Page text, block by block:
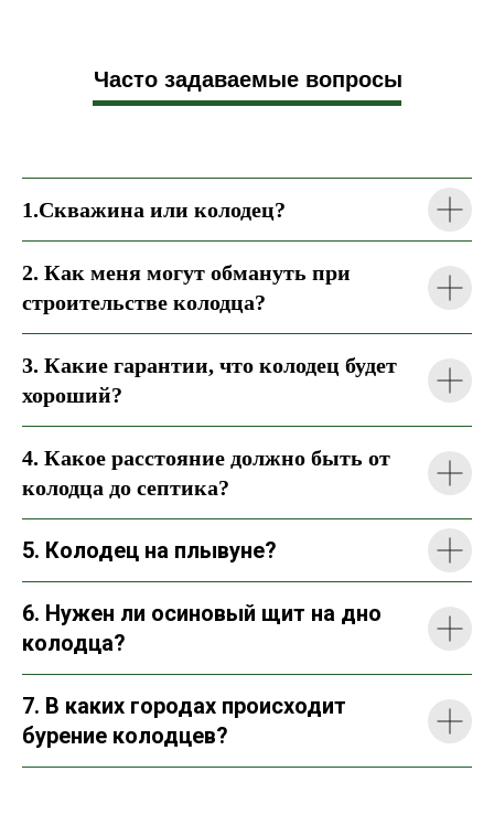
Часто задаваемые вопросы
1.Скважина или колодец?
2. Как меня могут обмануть при
строительстве колодца?
3. Какие гарантии, что колодец будет
хороший?
4. Какое расстояние должно быть от
колодца до септика?
5. Колодец на плывуне?
6. Нужен ли осиновый щит на дно
колодца?
7. В каких городах происходит
бурение колодцев?